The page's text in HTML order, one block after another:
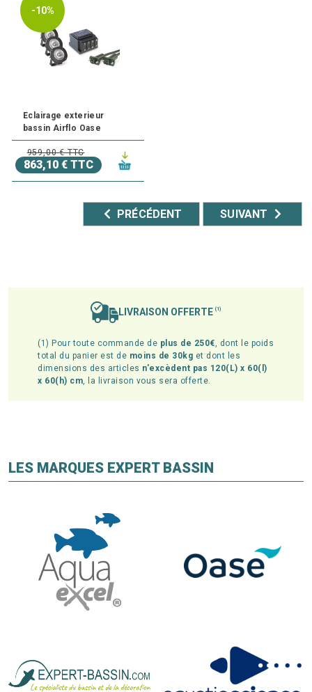
-10%
Eclairage exterieur
bassin Airflo Oase
959,00 € TTC
863,10 € TTC
PRÉCÉDENT SUIVANT
LIVRAISON OFFERTE (1)
(1) Pour toute commande de plus de 250€, dont le poids
total du panier est de moins de 30kg et dont les
dimensions des articles n'excèdent pas 120(L) x 60(l)
x 60(h) cm, la livraison vous sera offerte.
LES MARQUES EXPERT BASSIN